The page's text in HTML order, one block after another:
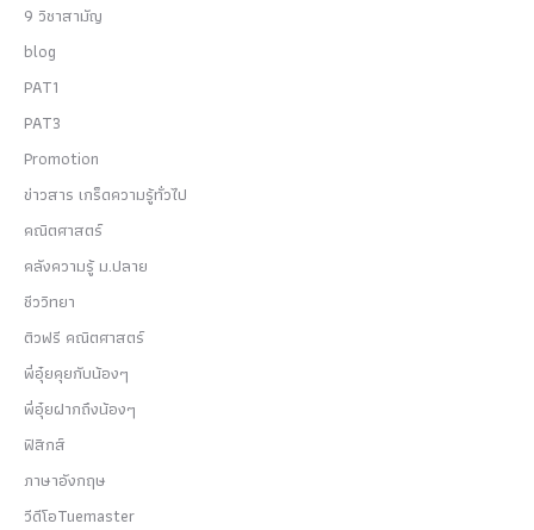
9 วิชาสามัญ
blog
PAT1
PAT3
Promotion
ข่าวสาร เกร็ดความรู้ทั่วไป
คณิตศาสตร์
คลังความรู้ ม.ปลาย
ชีววิทยา
ติวฟรี คณิตศาสตร์
พี่อุ๋ยคุยกับน้องๆ
พี่อุ๋ยฝากถึงน้องๆ
ฟิสิกส์
ภาษาอังกฤษ
วีดีโอTuemaster